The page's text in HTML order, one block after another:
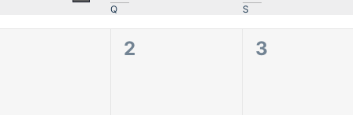
Q S
0
2
0
3